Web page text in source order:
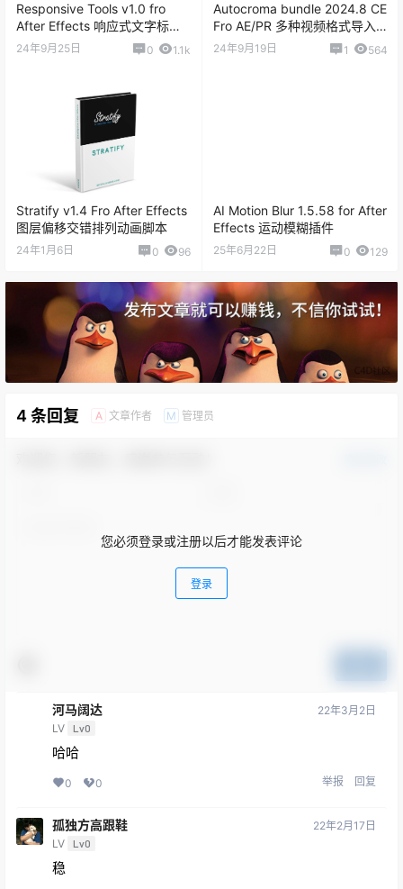
Responsive Tools v1.0 fro
After Effects 响应式文字标题
布局脚本
24年9月25日 0 1.1k
Autocroma bundle 2024.8 CE
Fro AE/PR 多种视频格式导入
导出套装
24年9月19日 1 564
Stratify v1.4 Fro After Effects
图层偏移交错排列动画脚本
24年1月6日 0 96
AI Motion Blur 1.5.58 for After
Effects 运动模糊插件
25年6月22日 0 129
4 条回复 A 文章作者 M 管理员
您必须登录或注册以后才能发表评论
登录
河马阔达
LV Lv0
22年3月2日
哈哈
0 0 举报 回复
孤独方高跟鞋
LV Lv0
22年2月17日
稳